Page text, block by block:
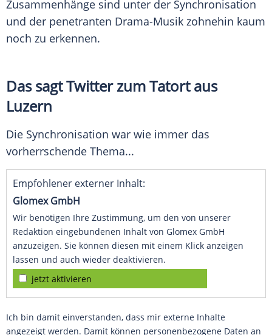
Zusammenhänge sind unter der Synchronisation
und der penetranten Drama-Musik zohnehin kaum
noch zu erkennen.
Das sagt Twitter zumTatortaus
Luzern
Die Synchronisation war wie immer das
vorherrschende Thema...
Empfohlener externer Inhalt:
Glomex GmbH
Wir benötigen Ihre Zustimmung, um den von unserer
Redaktion eingebundenen Inhalt von Glomex GmbH
anzuzeigen. Sie können diesen mit einem Klick anzeigen
lassen und auch wieder deaktivieren.
jetzt aktivieren
Ich bin damit einverstanden, dass mir externe Inhalte
angezeigt werden. Damit können personenbezogene Daten an